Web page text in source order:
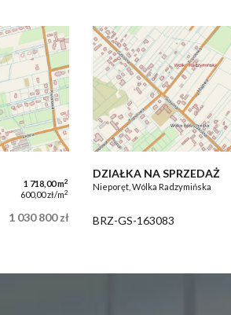
1 718,00 m2
600,00 zł/m2
1 030 800 zł
DZIAŁKA NA SPRZEDAŻ
Nieporęt, Wólka Radzymińska
BRZ-GS-163083